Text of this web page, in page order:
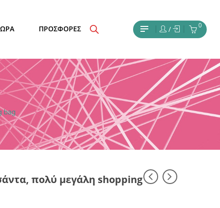
ΠΡΟΣΦΟΡΕΣ / 0
bag
πολύ μεγάλη shopping